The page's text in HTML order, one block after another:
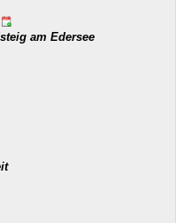
am Edersee